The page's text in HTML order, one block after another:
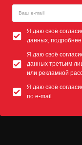
Я даю своё
данных, подробнее
Я даю своё
данных третьим
или рекламной
Я даю своё
по e-mail